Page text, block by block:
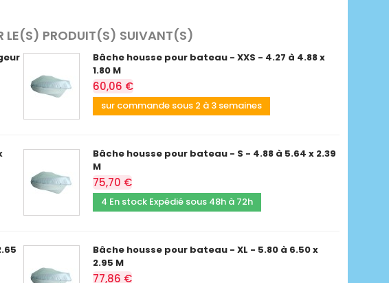
LE(S) PRODUIT(S) SUIVANT(S)
Bâche housse pour bateau - XXS - 4.27 à 4.88 x
1.80 M
60,06 €
sur commande sous 2 à 3 semaines
Bâche housse pour bateau - S - 4.88 à 5.64 x 2.39
M
75,70 €
4 En stock Expédié sous 48h à 72h
Bâche housse pour bateau - XL - 5.80 à 6.50 x
2.95 M
77,86 €